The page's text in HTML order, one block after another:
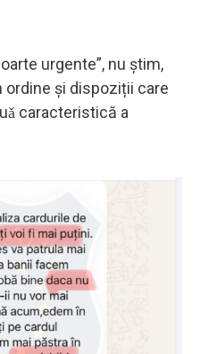
urgente”, nu ştim,
ordine și dispoziții care
caracteristică a